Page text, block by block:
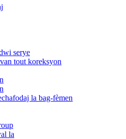
serye
tout koreksyon
la bag-fèmen
la